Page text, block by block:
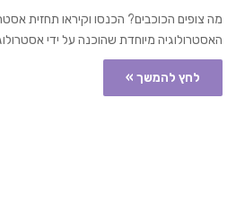
מה צופים הכוכבים? הכנסו וקיראו תחזית
האסטרולוגיה מיוחדת שהוכנה על ידי
לחץ להמשך »